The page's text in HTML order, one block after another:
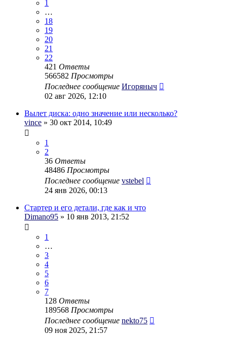
1
…
18
19
20
21
22
421 Ответы
566582 Просмотры
Последнее сообщение Игоряныч
02 авг 2026, 12:10
Вылет диска: одно значение или несколько?
vince » 30 окт 2014, 10:49
1
2
36 Ответы
48486 Просмотры
Последнее сообщение vstebel
24 янв 2026, 00:13
Стартер и его детали, где как и что
Dimano95 » 10 янв 2013, 21:52
1
…
3
4
5
6
7
128 Ответы
189568 Просмотры
Последнее сообщение nekto75
09 ноя 2025, 21:57